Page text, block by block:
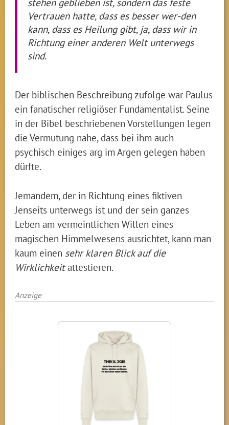
Vertrauen hatte, dass es besser wer-den
kann, dass es Heilung gibt, ja, dass wir in
Richtung einer anderen Welt unterwegs
sind.
Der biblischen Beschreibung zufolge war Paulus
ein fanatischer religiöser Fundamentalist. Seine
in der Bibel beschriebenen Vorstellungen legen
die Vermutung nahe, dass bei ihm auch
psychisch einiges arg im Argen gelegen haben
dürfte.
Jemandem, der in Richtung eines fiktiven
Jenseits unterwegs ist und der sein ganzes
Leben am vermeintlichen Willen eines
magischen Himmelwesens ausrichtet, kann man
kaum einen sehr klaren Blick auf die
Wirklichkeitattestieren.
Anzeige